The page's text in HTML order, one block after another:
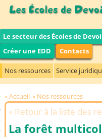
Le secteur des Écoles de
Créer une EDD
Contacts
Nos ressources Service
Accueil Nos ressources
Retour à la liste des
La forêt